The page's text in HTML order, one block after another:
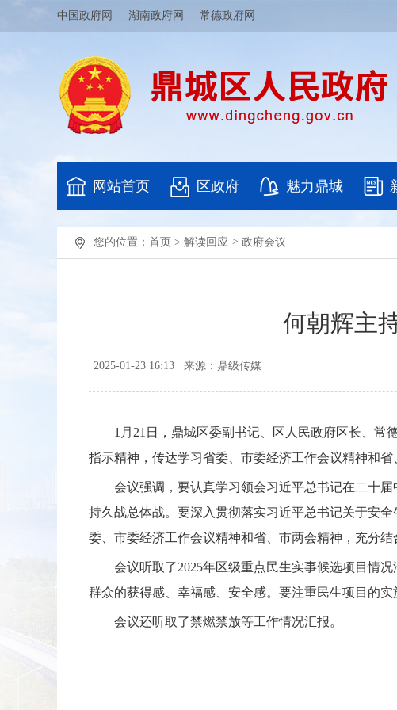
中国政府网 湖南政府网 常德政府网
网站首页 区政府 魅力鼎城
您的位置： 首页 > 解读回应 > 政府会议
何朝辉主
2025-01-23 16:13 来源：鼎级传媒
1月21日，鼎城区委副书记、区人民政府区长、常
指示精神，传达学习省委、市委经济工作会议精神和
会议强调，要认真学习领会习近平总书记在二十
持久战总体战。要深入贯彻落实习近平总书记关于安
委、市委经济工作会议精神和省、市两会精神，充分
会议听取了2025年区级重点民生实事候选项目情
群众的获得感、幸福感、安全感。要注重民生项目的
会议还听取了禁燃禁放等工作情况汇报。